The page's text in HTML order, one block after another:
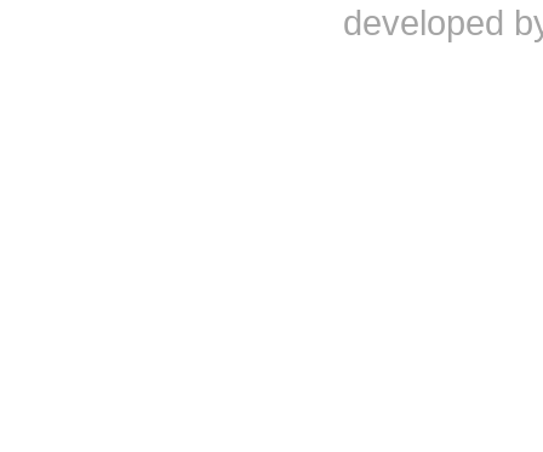
developed